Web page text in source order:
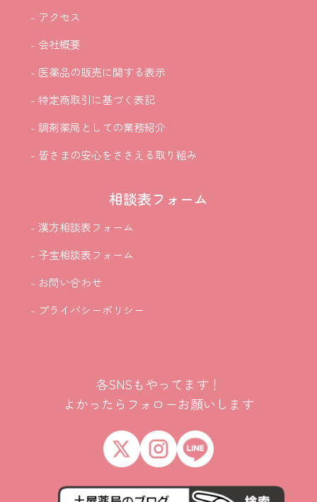
- アクセス
- 会社概要
- 医薬品の販売に関する表示
- 特定商取引に基づく表記
- 調剤薬局としての業務紹介
- 皆さまの安心をささえる取り組み
相談表フォーム
- 漢方相談表フォーム
- 子宝相談表フォーム
- お問い合わせ
- プライバシーポリシー
各SNSもやってます！
よかったらフォローお願いします